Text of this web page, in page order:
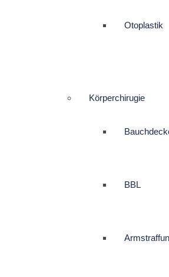
Otoplastik
Körperchirugie
BBL